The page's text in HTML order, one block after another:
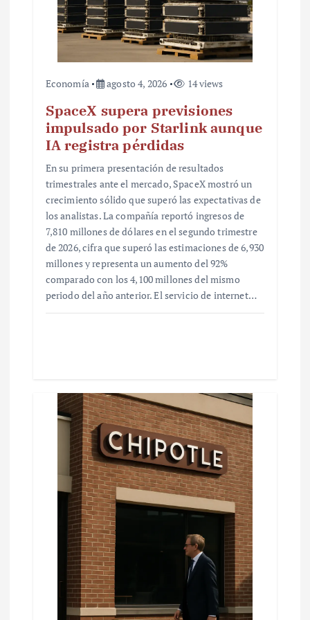
Economía agosto 4, 2026 14 views
SpaceX supera previsiones
impulsado por Starlink aunque
IA registra pérdidas
En su primera presentación de resultados
trimestrales ante el mercado, SpaceX mostró un
crecimiento sólido que superó las expectativas de
los analistas. La compañía reportó ingresos de
7,810 millones de dólares en el segundo trimestre
de 2026, cifra que superó las estimaciones de 6,930
millones y representa un aumento del 92%
comparado con los 4,100 millones del mismo
periodo del año anterior. El servicio de internet…